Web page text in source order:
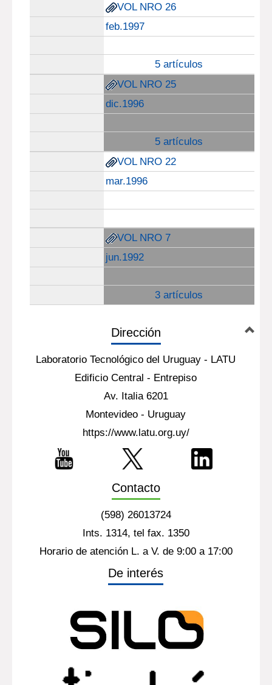
VOL NRO 26
feb.1997
5 artículos
VOL NRO 25
dic.1996
5 artículos
VOL NRO 22
mar.1996
VOL NRO 7
jun.1992
3 artículos
Dirección
Laboratorio Tecnológico del Uruguay - LATU
Edificio Central - Entrepiso
Av. Italia 6201
Montevideo - Uruguay
https://www.latu.org.uy/
Contacto
(598) 26013724
Ints. 1314, tel fax. 1350
Horario de atención L. a V. de 9:00 a 17:00
De interés